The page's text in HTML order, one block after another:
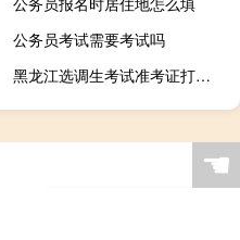
公务员考试需要考试吗
黑龙江选调生考试准考证打印在哪儿
☚